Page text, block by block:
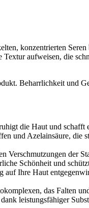
konzentrierten
aufweisen, die
Beharrlichkeit und
die Haut und
und Azelainsäure, die
Verschmutzungen der
Schönheit und
Ihre Haut
das Falten
leistungsfähiger